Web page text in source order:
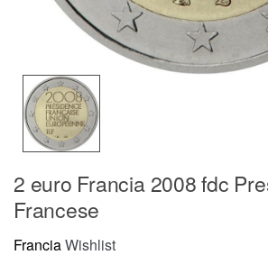
2 euro Francia 2008 fdc
Francese
FranciaWishlist